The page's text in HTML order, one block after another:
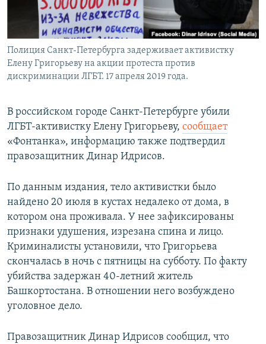
Полиция Санкт-Петербурга задерживает активистку
Елену Григорьеву на акции протеста против
дискриминации ЛГБТ. 17 апреля 2019 года.
В российском городе Санкт-Петербурге убили
ЛГБТ-активистку Елену Григорьеву, сообщает
«Фонтанка», информацию также подтвердил
правозащитник Динар Идрисов.
По данным издания, тело активистки было
найдено 20 июля в кустах недалеко от дома, в
котором она проживала. У нее зафиксированы
признаки удушения, изрезана спина и лицо.
Криминалисты установили, что Григорьева
скончалась в ночь с пятницы на субботу. По факту
убийства задержан 40-летний житель
Башкортостана. В отношении него возбуждено
уголовное дело.
Правозащитник Динар Идрисов сообщил, что